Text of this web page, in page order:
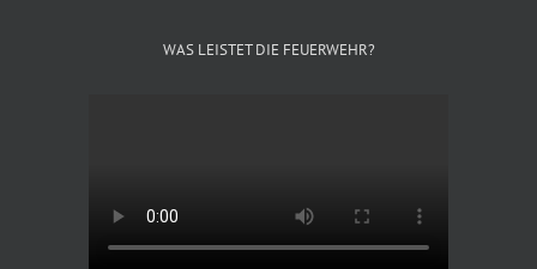
WAS LEISTET DIE FEUERWEHR?